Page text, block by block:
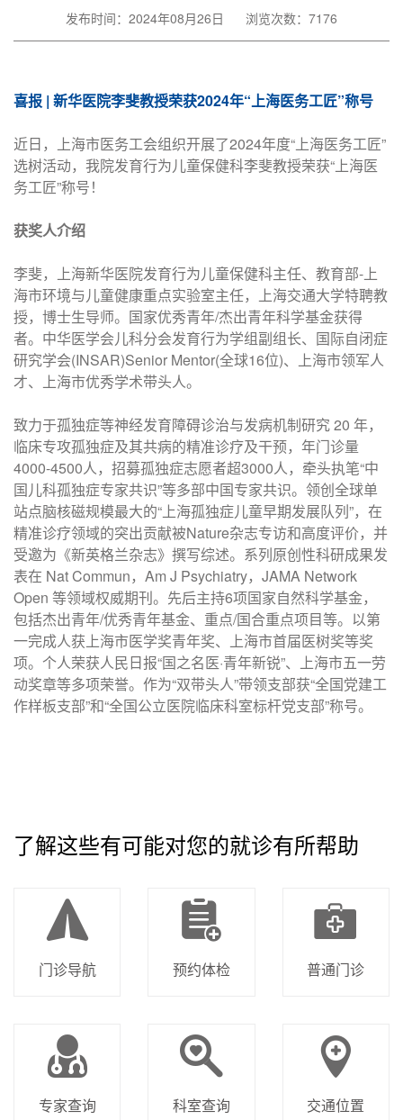
发布时间：2024年08月26日 浏览次数：7176
喜报 | 新华医院李斐教授荣获2024年“上海医务工匠”称号
近日，上海市医务工会组织开展了2024年度“上海医务工匠”
选树活动，我院发育行为儿童保健科李斐教授荣获“上海医
务工匠”称号！
获奖人介绍
李斐，上海新华医院发育行为儿童保健科主任、教育部-上
海市环境与儿童健康重点实验室主任，上海交通大学特聘教
授，博士生导师。国家优秀青年/杰出青年科学基金获得
者。中华医学会儿科分会发育行为学组副组长、国际自闭症
研究学会(INSAR)Senior Mentor(全球16位)、上海市领军人
才、上海市优秀学术带头人。
致力于孤独症等神经发育障碍诊治与发病机制研究 20 年，
临床专攻孤独症及其共病的精准诊疗及干预，年门诊量
4000-4500人，招募孤独症志愿者超3000人，牵头执笔“中
国儿科孤独症专家共识”等多部中国专家共识。领创全球单
站点脑核磁规模最大的“上海孤独症儿童早期发展队列”，在
精准诊疗领域的突出贡献被Nature杂志专访和高度评价，并
受邀为《新英格兰杂志》撰写综述。系列原创性科研成果发
表在 Nat Commun，Am J Psychiatry，JAMA Network
Open 等领域权威期刊。先后主持6项国家自然科学基金，
包括杰出青年/优秀青年基金、重点/国合重点项目等。以第
一完成人获上海市医学奖青年奖、上海市首届医树奖等奖
项。个人荣获人民日报“国之名医·青年新锐”、上海市五一劳
动奖章等多项荣誉。作为“双带头人”带领支部获“全国党建工
作样板支部”和“全国公立医院临床科室标杆党支部”称号。
了解这些有可能对您的就诊有所帮助
门诊导航 预约体检 普通门诊
专家查询 科室查询 交通位置